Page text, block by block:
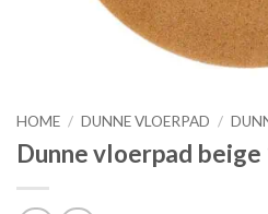
HOME / DUNNE VLOERPAD /
Dunne vloerpad beige